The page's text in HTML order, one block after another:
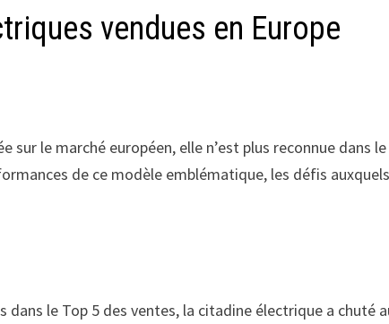
vendues en Europe
le marché européen, elle n’est plus reconnue dans
de ce modèle emblématique, les défis
le Top 5 des ventes, la citadine électrique a chuté